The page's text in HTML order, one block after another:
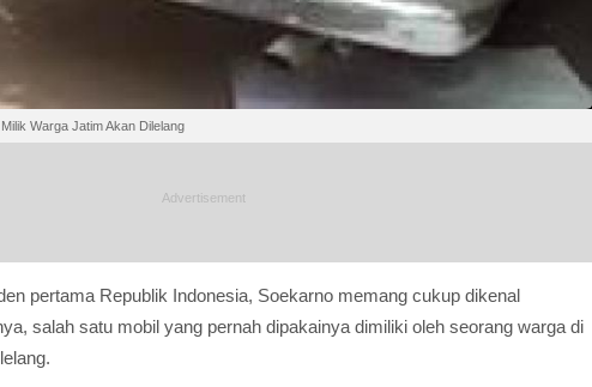
Warga Jatim Akan Dilelang
pertama Republik Indonesia, Soekarno memang cukup dikenal
salah satu mobil yang pernah dipakainya dimiliki oleh seorang warga di